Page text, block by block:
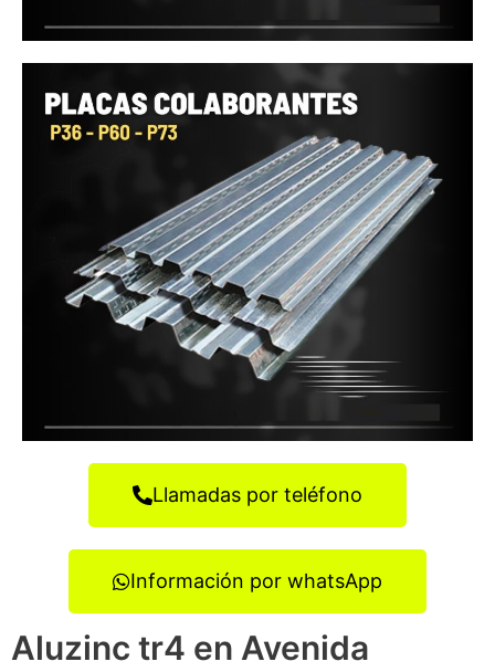
Llamadas por teléfono
Información por whatsApp
Aluzinc tr4 en Avenida